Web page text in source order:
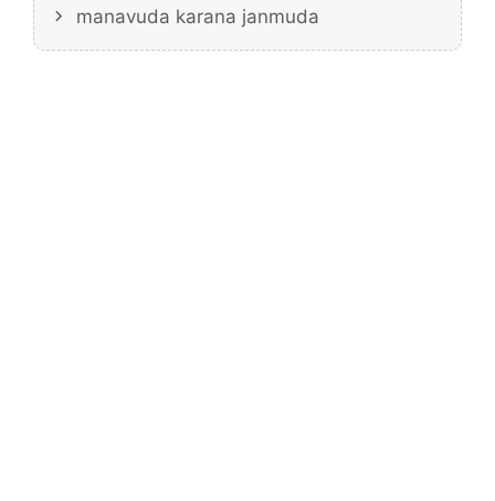
manavuda karana janmuda